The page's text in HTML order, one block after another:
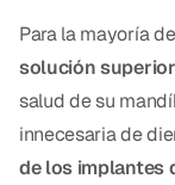
Para la mayoría
solución superior
salud de su
innecesaria de
de los implantes